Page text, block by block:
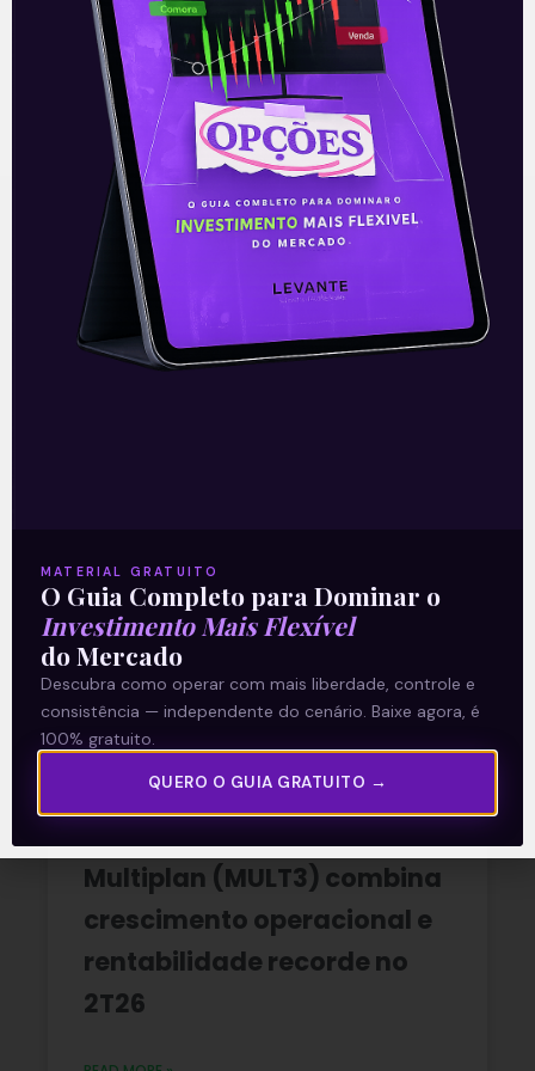
O conteúdo foi útil para você? Compartilhe!
Recomendado para
você
(Copom) encerrada na quarta-feira (5)
confirmou as expectativas quase
unânimes dos investidores e reduziu a taxa
Selic em
Multiplan (MULT3) combina
crescimento operacional e
rentabilidade recorde no
2T26
MATERIAL GRATUITO
O Guia Completo para Dominar o
Investimento Mais Flexível
do Mercado
Descubra como operar com mais liberdade, controle e
consistência — independente do cenário. Baixe agora, é
100% gratuito.
QUERO O GUIA GRATUITO →